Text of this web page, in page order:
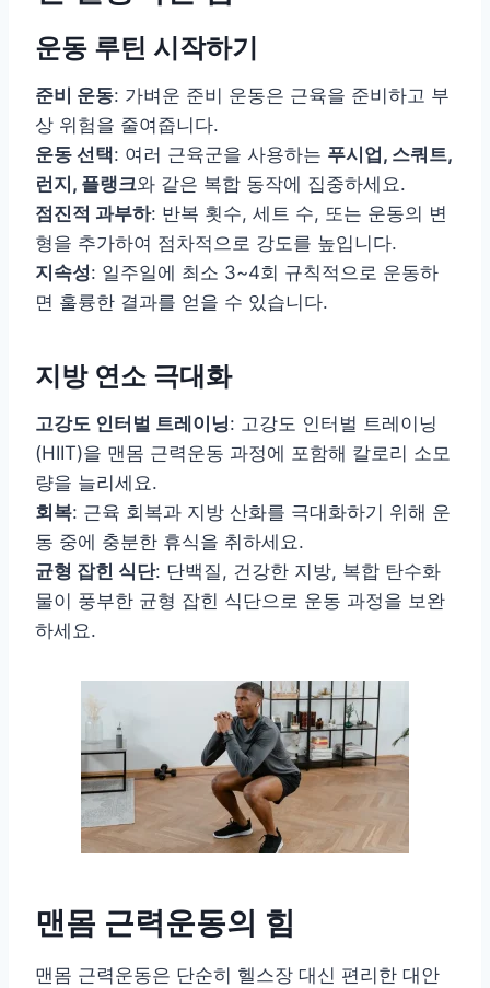
운동 루틴 시작하기
준비 운동: 가벼운 준비 운동은 근육을 준비하고 부
상 위험을 줄여줍니다.
운동 선택: 여러 근육군을 사용하는 푸시업, 스쿼트,
런지, 플랭크와 같은 복합 동작에 집중하세요.
점진적 과부하: 반복 횟수, 세트 수, 또는 운동의 변
형을 추가하여 점차적으로 강도를 높입니다.
지속성: 일주일에 최소 3~4회 규칙적으로 운동하
면 훌륭한 결과를 얻을 수 있습니다.
지방 연소 극대화
고강도 인터벌 트레이닝: 고강도 인터벌 트레이닝
(HIIT)을 맨몸 근력운동 과정에 포함해 칼로리 소모
량을 늘리세요.
회복: 근육 회복과 지방 산화를 극대화하기 위해 운
동 중에 충분한 휴식을 취하세요.
균형 잡힌 식단: 단백질, 건강한 지방, 복합 탄수화
물이 풍부한 균형 잡힌 식단으로 운동 과정을 보완
하세요.
맨몸 근력운동의 힘
맨몸 근력운동은 단순히 헬스장 대신 편리한 대안